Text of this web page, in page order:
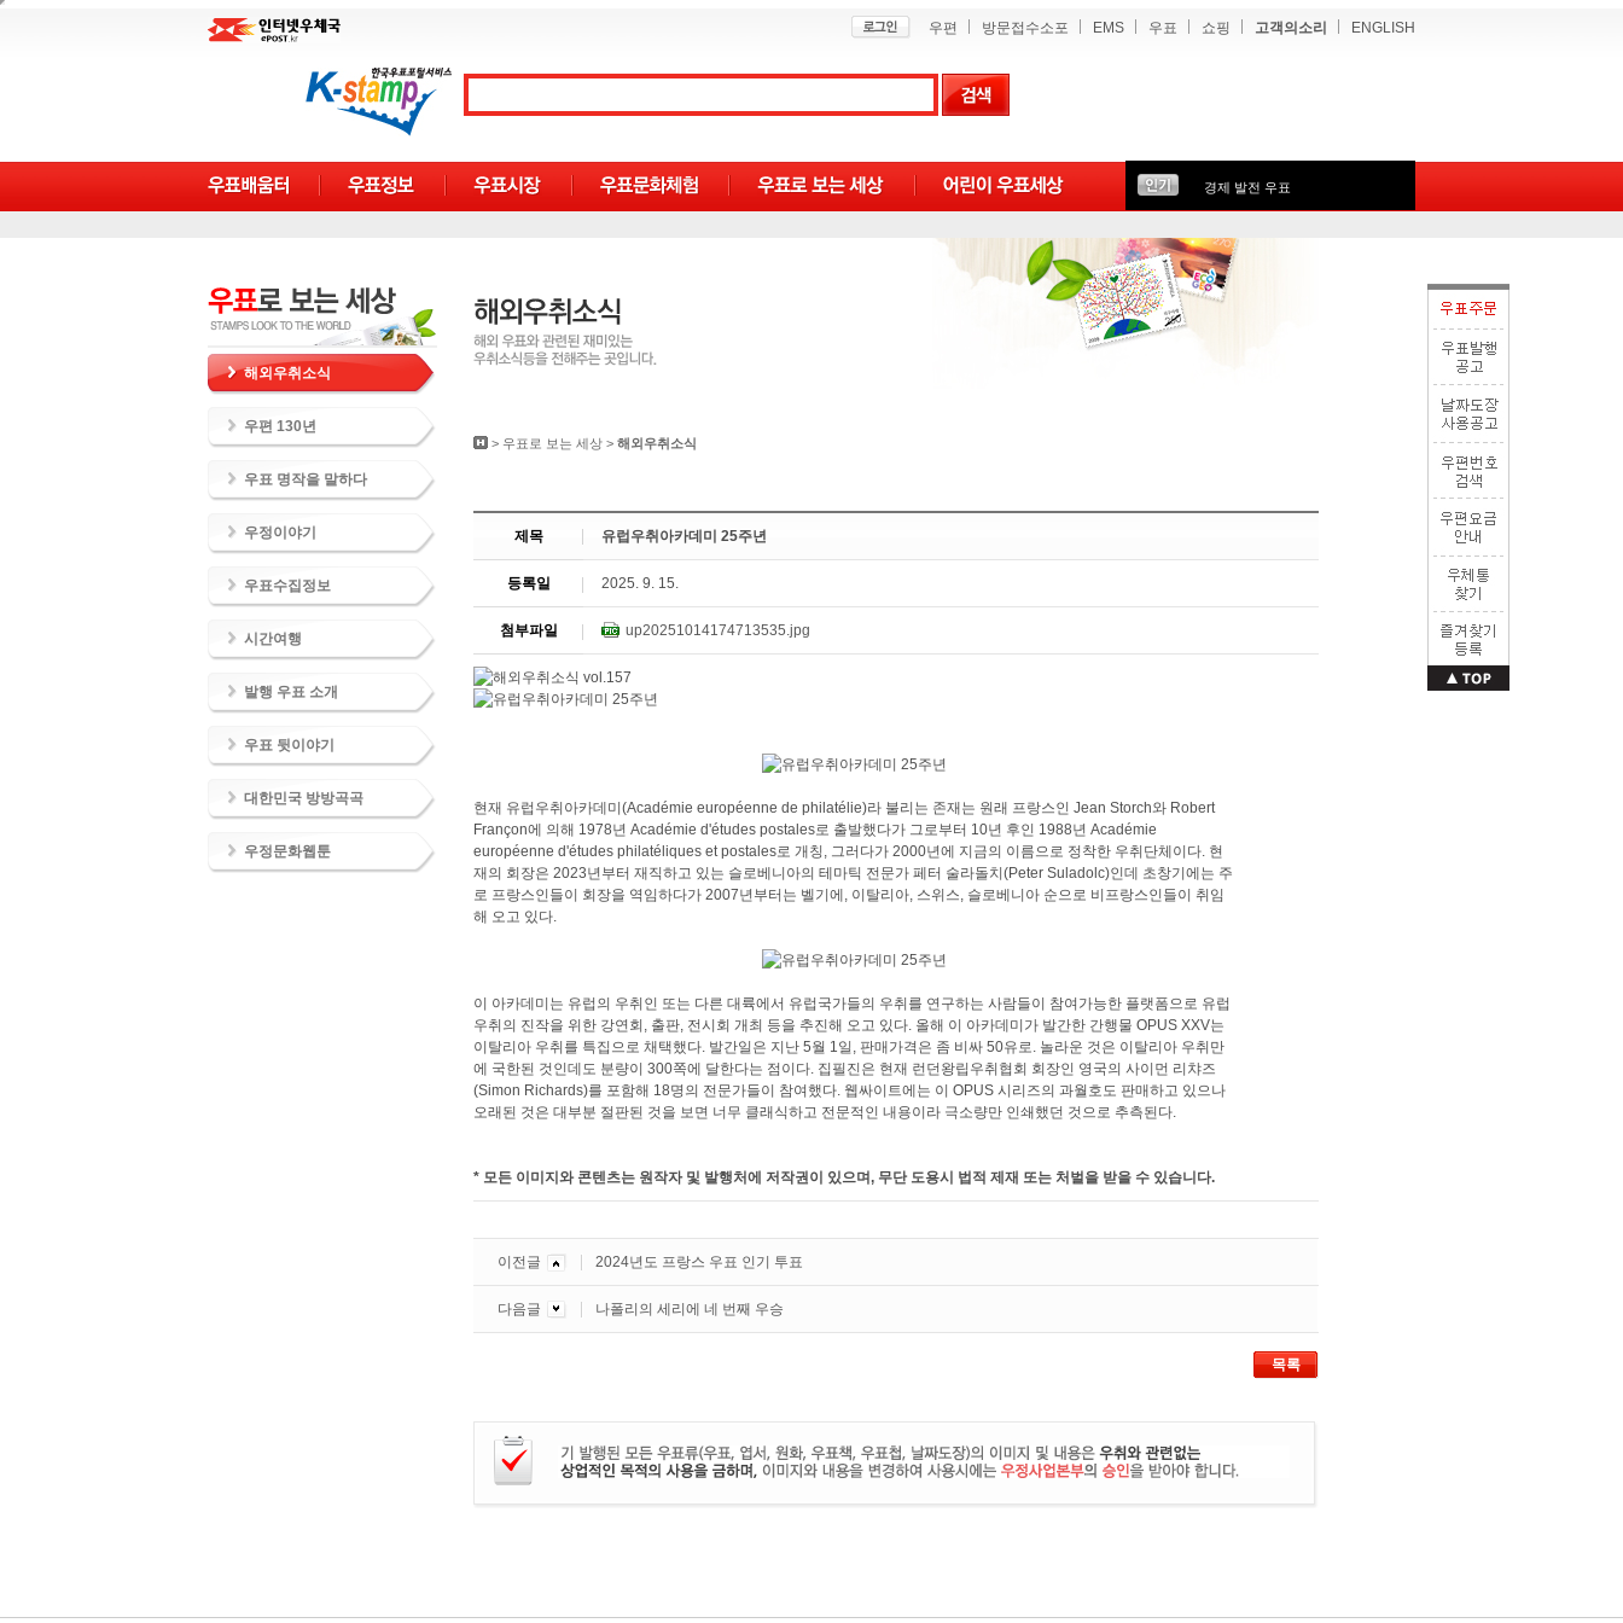
우편 방문접수소포 EMS 우표 쇼핑 고객의소리 ENGLISH
경제 발전 우표
해외우취소식
우편 130년
우표 명작을 말하다
우정이야기
우표수집정보
시간여행
발행 우표 소개
우표 뒷이야기
대한민국 방방곡곡
우정문화웹툰
> 우표로 보는 세상 > 해외우취소식
제목 유럽우취아카데미 25주년
등록일 2025. 9. 15.
첨부파일 up20251014174713535.jpg
현재 유럽우취아카데미(Académie européenne de philatélie)라 불리는 존재는 원래 프랑스인 Jean Storch와 Robert
Françon에 의해 1978년 Académie d'études postales로 출발했다가 그로부터 10년 후인 1988년 Académie
européenne d'études philatéliques et postales로 개칭, 그러다가 2000년에 지금의 이름으로 정착한 우취단체이다. 현
재의 회장은 2023년부터 재직하고 있는 슬로베니아의 테마틱 전문가 페터 술라돌치(Peter Suladolc)인데 초창기에는 주
로 프랑스인들이 회장을 역임하다가 2007년부터는 벨기에, 이탈리아, 스위스, 슬로베니아 순으로 비프랑스인들이 취임
해 오고 있다.
이 아카데미는 유럽의 우취인 또는 다른 대륙에서 유럽국가들의 우취를 연구하는 사람들이 참여가능한 플랫폼으로 유럽
우취의 진작을 위한 강연회, 출판, 전시회 개최 등을 추진해 오고 있다. 올해 이 아카데미가 발간한 간행물 OPUS XXV는
이탈리아 우취를 특집으로 채택했다. 발간일은 지난 5월 1일, 판매가격은 좀 비싸 50유로. 놀라운 것은 이탈리아 우취만
에 국한된 것인데도 분량이 300쪽에 달한다는 점이다. 집필진은 현재 런던왕립우취협회 회장인 영국의 사이먼 리챠즈
(Simon Richards)를 포함해 18명의 전문가들이 참여했다. 웹싸이트에는 이 OPUS 시리즈의 과월호도 판매하고 있으나
오래된 것은 대부분 절판된 것을 보면 너무 클래식하고 전문적인 내용이라 극소량만 인쇄했던 것으로 추측된다.
* 모든 이미지와 콘텐츠는 원작자 및 발행처에 저작권이 있으며, 무단 도용시 법적 제재 또는 처벌을 받을 수 있습니다.
이전글 2024년도 프랑스 우표 인기 투표
다음글 나폴리의 세리에 네 번째 우승
목록